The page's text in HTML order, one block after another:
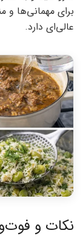
برای مهمانی‌ها
عالی‌ای دارد.
نکات و